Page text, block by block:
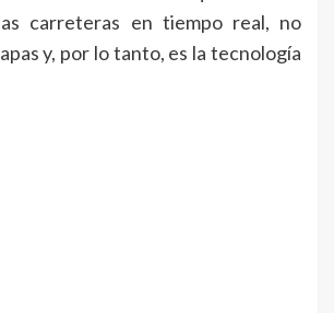
carreteras en tiempo real, no
y, por lo tanto, es la tecnología